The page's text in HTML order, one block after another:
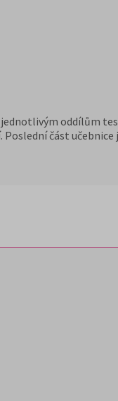
oddílům
část učebnice